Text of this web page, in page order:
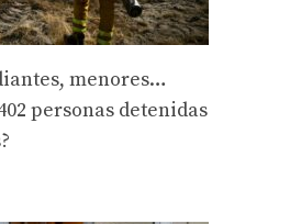
menores…
personas detenidas